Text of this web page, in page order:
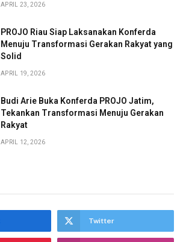
APRIL 23, 2026
PROJO Riau Siap Laksanakan Konferda
Menuju Transformasi Gerakan Rakyat yang
Solid
APRIL 19, 2026
Budi Arie Buka Konferda PROJO Jatim,
Tekankan Transformasi Menuju Gerakan
Rakyat
APRIL 12, 2026
Twitter